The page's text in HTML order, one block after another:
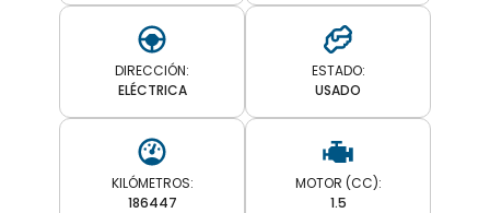
DIRECCIÓN:
ELÉCTRICA
ESTADO:
USADO
KILÓMETROS:
186447
MOTOR (CC):
1.5